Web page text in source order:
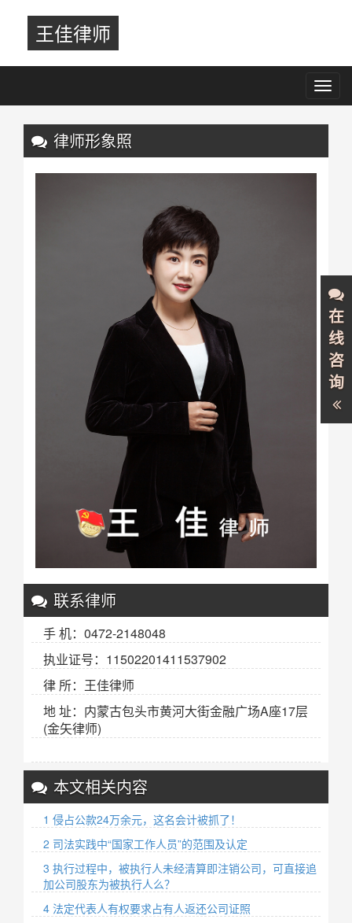
王佳律师
律师形象照
联系律师
手 机：0472-2148048
执业证号：11502201411537902
律 所：王佳律师
地 址：内蒙古包头市黄河大街金融广场A座17层
(金矢律师)
本文相关内容
1 侵占公款24万余元，这名会计被抓了！
2 司法实践中“国家工作人员”的范围及认定
3 执行过程中，被执行人未经清算即注销公司，可直接追
加公司股东为被执行人么？
4 法定代表人有权要求占有人返还公司证照
在
线
咨
询